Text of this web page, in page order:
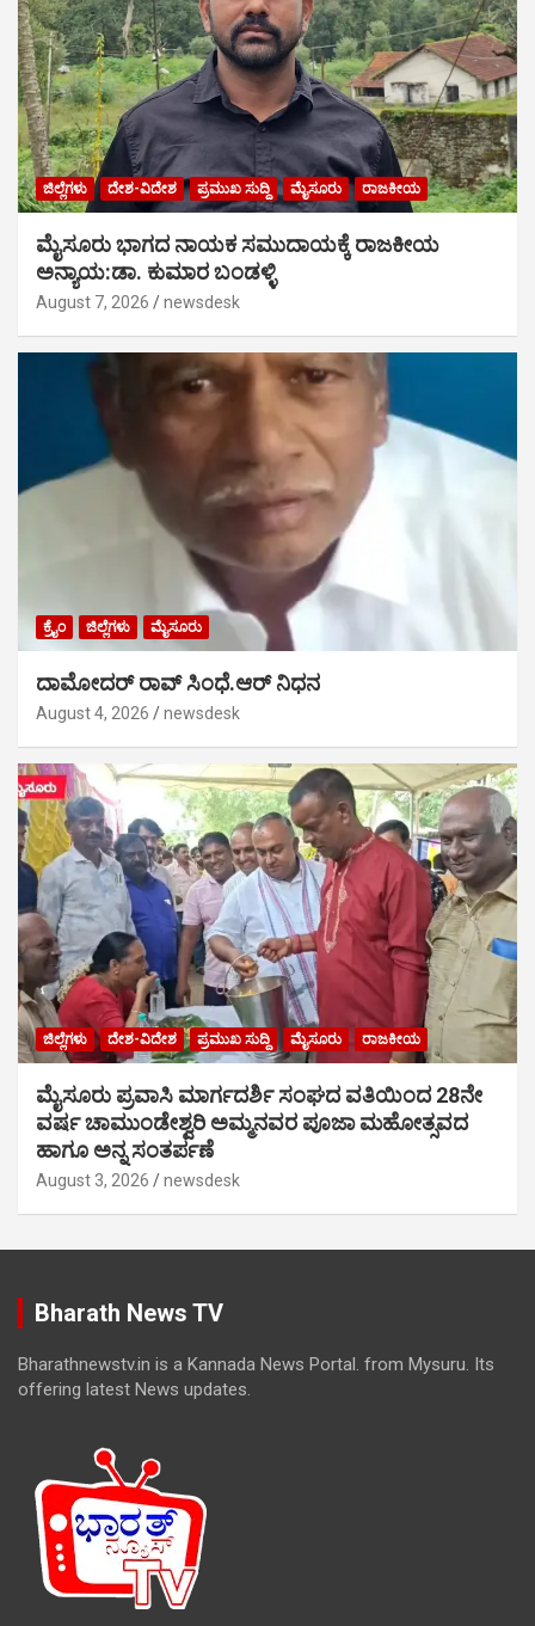
ಜಿಲ್ಲೆಗಳು ದೇಶ-ವಿದೇಶ ಪ್ರಮುಖ ಸುದ್ದಿ ಮೈಸೂರು ರಾಜಕೀಯ
ಮೈಸೂರು ಭಾಗದ ನಾಯಕ ಸಮುದಾಯಕ್ಕೆ ರಾಜಕೀಯ
ಅನ್ಯಾಯ:ಡಾ. ಕುಮಾರ ಬಂಡಳ್ಳಿ
August 7, 2026 newsdesk
ಕ್ರೈಂ ಜಿಲ್ಲೆಗಳು ಮೈಸೂರು
ದಾಮೋದರ್ ರಾವ್ ಸಿಂಧೆ.ಆರ್ ನಿಧನ
August 4, 2026 newsdesk
ಜಿಲ್ಲೆಗಳು ದೇಶ-ವಿದೇಶ ಪ್ರಮುಖ ಸುದ್ದಿ ಮೈಸೂರು ರಾಜಕೀಯ
ಮೈಸೂರು ಪ್ರವಾಸಿ ಮಾರ್ಗದರ್ಶಿ ಸಂಘದ ವತಿಯಿಂದ 28ನೇ
ವರ್ಷ ಚಾಮುಂಡೇಶ್ವರಿ ಅಮ್ಮನವರ ಪೂಜಾ ಮಹೋತ್ಸವದ
ಹಾಗೂ ಅನ್ನ ಸಂತರ್ಪಣೆ
August 3, 2026 newsdesk
Bharath News TV
Bharathnewstv.in is a Kannada News Portal. from Mysuru. Its
offering latest News updates.